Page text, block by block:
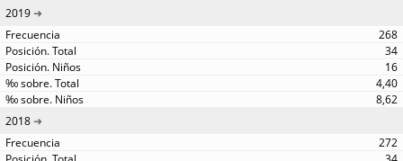
2019
268
34
16
4,40
8,62
2018
272